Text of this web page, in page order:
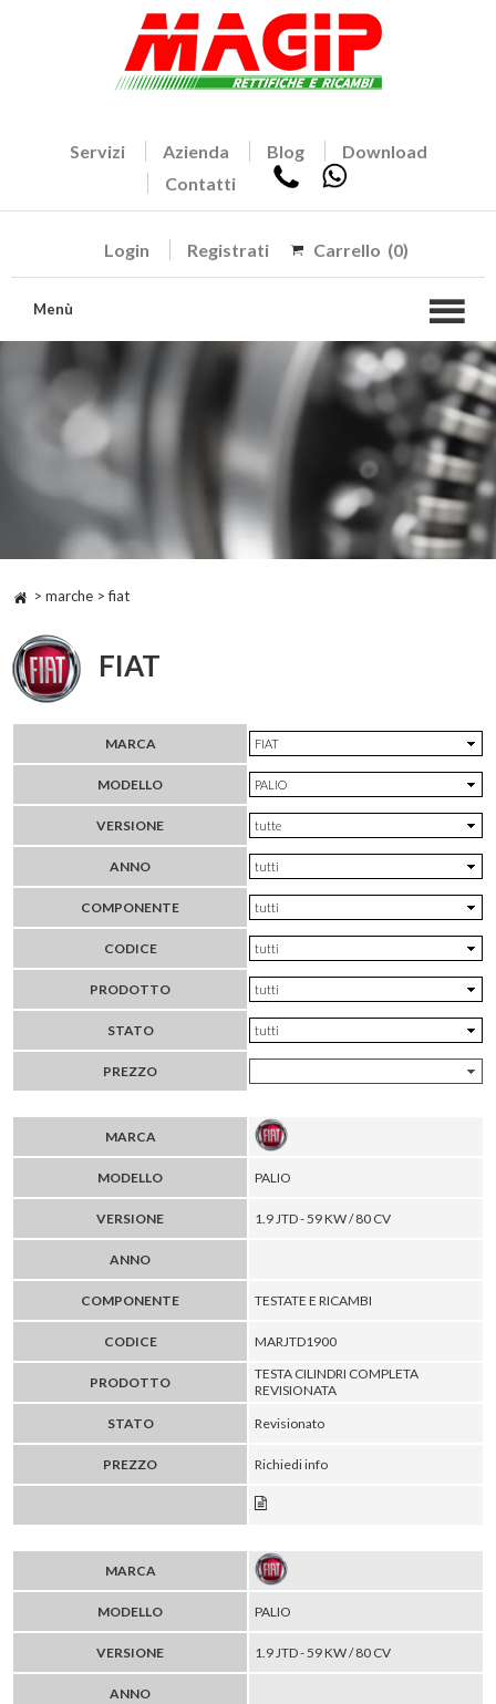
Servizi Azienda Blog
Download
Contatti
Login Registrati Carrello (0)
Menù
> marche > fiat
FIAT
MARCA
MODELLO
VERSIONE
ANNO
COMPONENTE
CODICE
PRODOTTO
STATO
PREZZO
MARCA
MODELLO PALIO
VERSIONE 1.9 JTD - 59 KW / 80 CV
ANNO
COMPONENTE TESTATE E RICAMBI
CODICE MARJTD1900
PRODOTTO
TESTA CILINDRI COMPLETA
REVISIONATA
STATO
Revisionato
PREZZO Richiedi info
MARCA
MODELLO PALIO
VERSIONE 1.9 JTD - 59 KW / 80 CV
ANNO